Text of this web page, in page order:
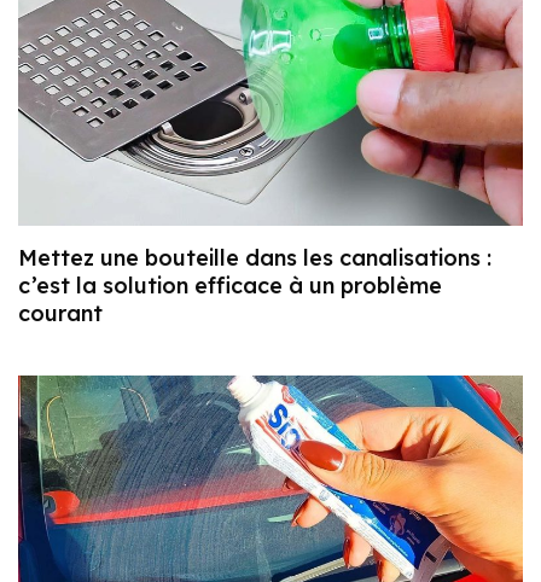
Mettez une bouteille dans les canalisations :
c’est la solution efficace à un problème
courant